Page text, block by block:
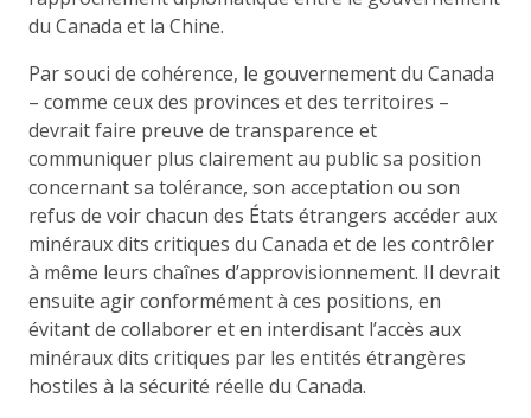
du Canada et la Chine.
Par souci de cohérence, le gouvernement du Canada
– comme ceux des provinces et des territoires –
devrait faire preuve de transparence et
communiquer plus clairement au public sa position
concernant sa tolérance, son acceptation ou son
refus de voir chacun des États étrangers accéder aux
minéraux dits critiques du Canada et de les contrôler
à même leurs chaînes d’approvisionnement. Il devrait
ensuite agir conformément à ces positions, en
évitant de collaborer et en interdisant l’accès aux
minéraux dits critiques par les entités étrangères
hostiles à la sécurité réelle du Canada.